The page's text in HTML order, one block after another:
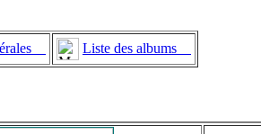
Liste des albums